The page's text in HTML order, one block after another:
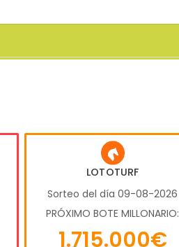
LOTOTURF
Sorteo del día 09-08-2026
PRÓXIMO BOTE MILLONARIO:
1.715.000€